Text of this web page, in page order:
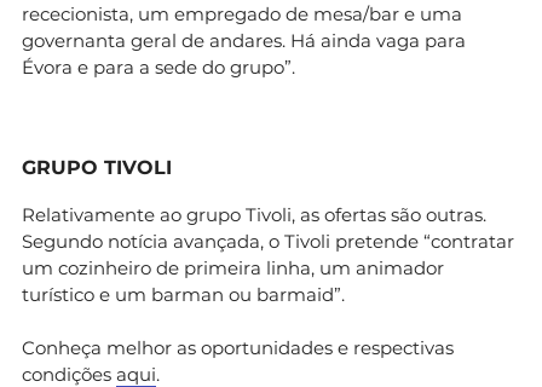
rececionista, um empregado de mesa/bar e uma
governanta geral de andares. Há ainda vaga para
Évora e para a sede do grupo”.
GRUPO TIVOLI
Relativamente ao grupo Tivoli, as ofertas são outras.
Segundo notícia avançada, o Tivoli pretende “contratar
um cozinheiro de primeira linha, um animador
turístico e um barman ou barmaid”.
Conheça melhor as oportunidades e respectivas
condições aqui.